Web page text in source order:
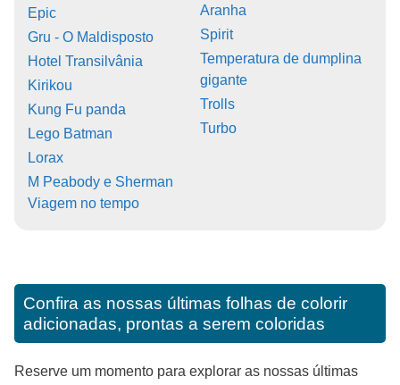
Epic
Gru - O Maldisposto
Hotel Transilvânia
Kirikou
Kung Fu panda
Lego Batman
Lorax
M Peabody e Sherman
Viagem no tempo
Aranha
Spirit
Temperatura de dumplina
gigante
Trolls
Turbo
Confira as nossas últimas folhas de colorir
adicionadas, prontas a serem coloridas
Reserve um momento para explorar as nossas últimas